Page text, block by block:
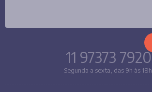
11 97373 7920
Segunda a sexta, das 9h às 18h.